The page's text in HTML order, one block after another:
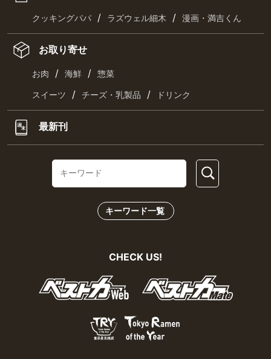
クッキングパパ / ラズウェル細木 / 漫画・満吉くん
お取り寄せ
お肉 / 海鮮 / 惣菜
スイーツ / チーズ・乳製品 / ドリンク
最新刊
キーワード一覧
CHECK US!